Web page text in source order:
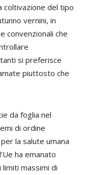
coltivazione del tipo
vernini, in
convenzionali che
si preferisce
piuttosto che
da foglia nel
di ordine
la salute umana
ha emanato
massimi di